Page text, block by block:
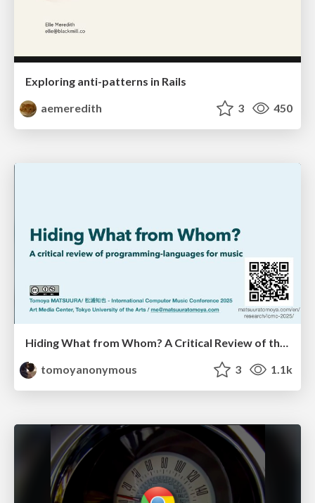
Exploring anti-patterns in Rails
aemeredith
3 450
Hiding What from Whom? A Critical Review of the History of Programming languages for Music
tomoyanonymous
3 1.1k